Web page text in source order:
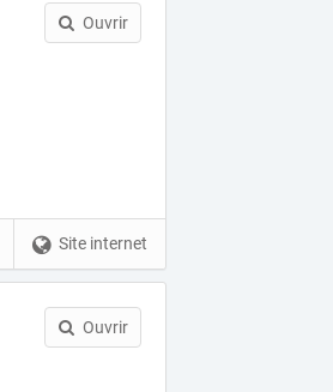
Ouvrir
Site internet
Ouvrir